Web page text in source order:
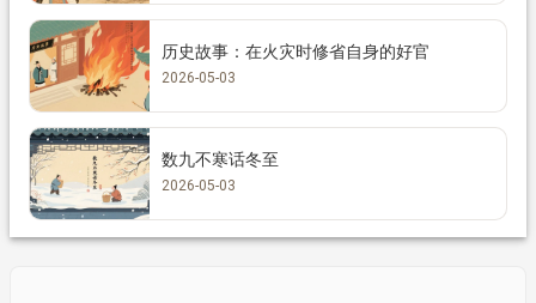
历史故事：在火灾时修省自身的好官
2026-05-03
数九不寒话冬至
2026-05-03